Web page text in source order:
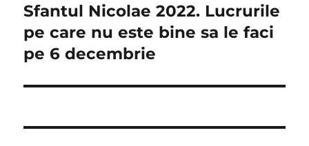
Next
post:
Sfantul Nicolae 2022. Lucrurile
pe care nu este bine sa le faci
pe 6 decembrie